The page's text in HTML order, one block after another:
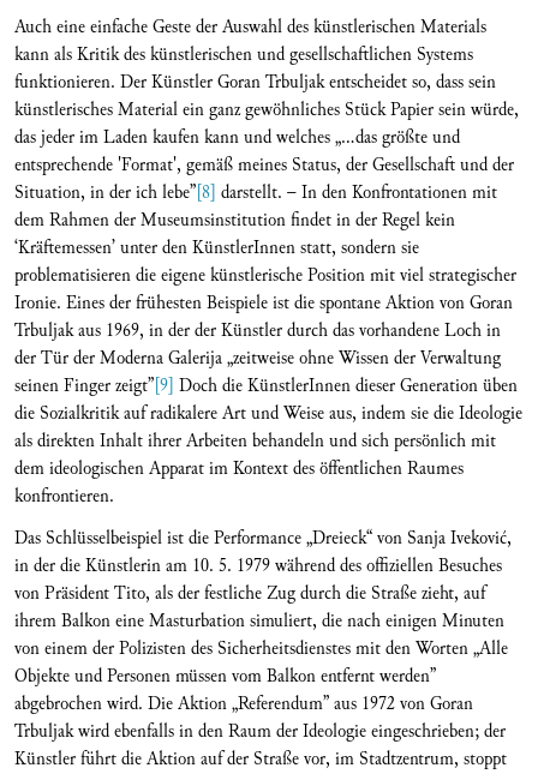
Auch eine einfache Geste der Auswahl des künstlerischen Materials
kann als Kritik des künstlerischen und gesellschaftlichen Systems
funktionieren. Der Künstler Goran Trbuljak entscheidet so, dass sein
künstlerisches Material ein ganz gewöhnliches Stück Papier sein würde,
das jeder im Laden kaufen kann und welches „…das größte und
entsprechende 'Format', gemäß meines Status, der Gesellschaft und der
Situation, in der ich lebe”[8] darstellt. – In den Konfrontationen mit
dem Rahmen der Museumsinstitution findet in der Regel kein
‘Kräftemessen’ unter den KünstlerInnen statt, sondern sie
problematisieren die eigene künstlerische Position mit viel strategischer
Ironie. Eines der frühesten Beispiele ist die spontane Aktion von Goran
Trbuljak aus 1969, in der der Künstler durch das vorhandene Loch in
der Tür der Moderna Galerija „zeitweise ohne Wissen der Verwaltung
seinen Finger zeigt”[9] Doch die KünstlerInnen dieser Generation üben
die Sozialkritik auf radikalere Art und Weise aus, indem sie die Ideologie
als direkten Inhalt ihrer Arbeiten behandeln und sich persönlich mit
dem ideologischen Apparat im Kontext des öffentlichen Raumes
konfrontieren.
Das Schlüsselbeispiel ist die Performance „Dreieck“ von Sanja Iveković,
in der die Künstlerin am 10. 5. 1979 während des offiziellen Besuches
von Präsident Tito, als der festliche Zug durch die Straße zieht, auf
ihrem Balkon eine Masturbation simuliert, die nach einigen Minuten
von einem der Polizisten des Sicherheitsdienstes mit den Worten „Alle
Objekte und Personen müssen vom Balkon entfernt werden”
abgebrochen wird. Die Aktion „Referendum” aus 1972 von Goran
Trbuljak wird ebenfalls in den Raum der Ideologie eingeschrieben; der
Künstler führt die Aktion auf der Straße vor, im Stadtzentrum, stoppt